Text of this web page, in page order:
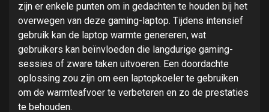
zijn er enkele punten om in gedachten te houden bij het
overwegen van deze gaming-laptop. Tijdens intensief
gebruik kan de laptop warmte genereren, wat
gebruikers kan beïnvloeden die langdurige gaming-
sessies of zware taken uitvoeren. Een doordachte
oplossing zou zijn om een laptopkoeler te gebruiken
om de warmteafvoer te verbeteren en zo de prestaties
te behouden.